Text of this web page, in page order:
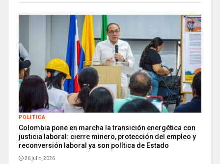
POLITICA
Colombia pone en marcha la transición energética con
justicia laboral: cierre minero, protección del empleo y
reconversión laboral ya son política de Estado
26 julio, 2026